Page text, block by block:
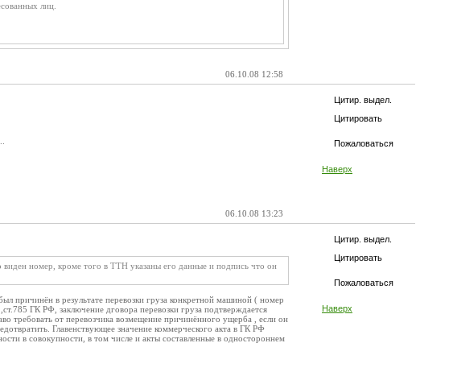
лиц.
06.10.08 12:58
Цитир. выдел.
Цитировать
Пожаловаться
Наверх
06.10.08 13:23
Цитир. выдел.
Цитировать
Пожаловаться
Наверх
виден номер, кроме того в ТТН указаны его данные и подпись что он
причинён в результате перевозки груза конкретной машиной ( номер
ГК РФ, заключение дговора перевозки груза подтверждается
требовать от перевозчика возмещение причинённого ущерба , если он
Главенствующее значение коммерческого акта в ГК РФ
в совокупности, в том числе и акты составленные в одностороннем